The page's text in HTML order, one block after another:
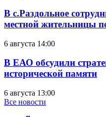
В с.Раздольное
местной жительницы
6 августа 14:00
В ЕАО обсудили
исторической памяти
6 августа 13:00
Все новости